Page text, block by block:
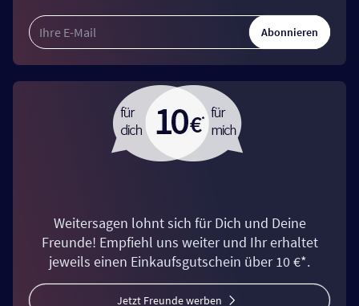
Abonnieren
Weitersagen lohnt sich für Dich und Deine
Freunde! Empfiehl uns weiter und Ihr erhaltet
jeweils einen Einkaufsgutschein über 10 €*.
Jetzt Freunde werben